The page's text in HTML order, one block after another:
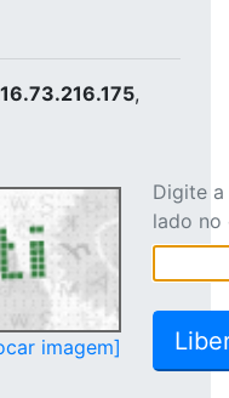
,
imagem]
Digite
lado no